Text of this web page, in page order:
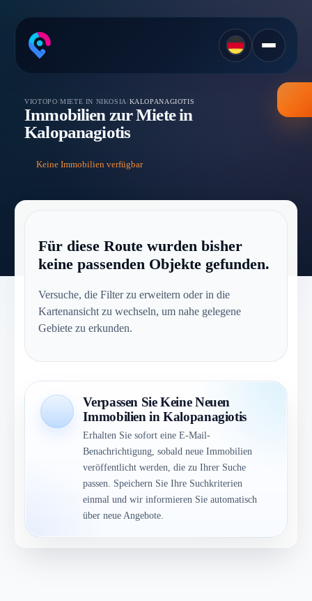
VIOTOPO/MIETE IN NIKOSIA/ KALOPANAGIOTIS
Immobilien zur Miete in
Kalopanagiotis
Keine Immobilien verfügbar
Für diese Route wurden bisher
keine passenden Objekte gefunden.
Versuche, die Filter zu erweitern oder in die
Kartenansicht zu wechseln, um nahe gelegene
Gebiete zu erkunden.
Verpassen Sie Keine Neuen
Immobilien in Kalopanagiotis
Erhalten Sie sofort eine E-Mail-
Benachrichtigung, sobald neue Immobilien
veröffentlicht werden, die zu Ihrer Suche
passen. Speichern Sie Ihre Suchkriterien
einmal und wir informieren Sie automatisch
über neue Angebote.